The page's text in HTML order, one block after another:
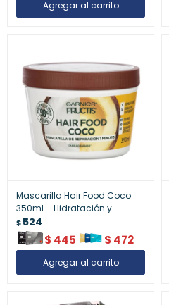
Mascarilla Hair Food Coco
350ml – Hidratación y
Suavidad
$524
$ 445 $ 472